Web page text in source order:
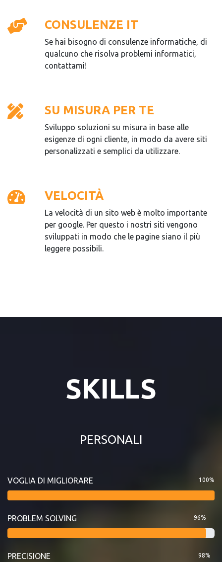
CONSULENZE IT
Se hai bisogno di consulenze informatiche, di
qualcuno che risolva problemi informatici,
contattami!
SU MISURA PER TE
Sviluppo soluzioni su misura in base alle
esigenze di ogni cliente, in modo da avere siti
personalizzati e semplici da utilizzare.
VELOCITÀ
La velocità di un sito web è molto importante
per google. Per questo i nostri siti vengono
sviluppati in modo che le pagine siano il più
leggere possibili.
SKILLS
PERSONALI
VOGLIA DI MIGLIORARE 100%
PROBLEM SOLVING 96%
PRECISIONE 98%